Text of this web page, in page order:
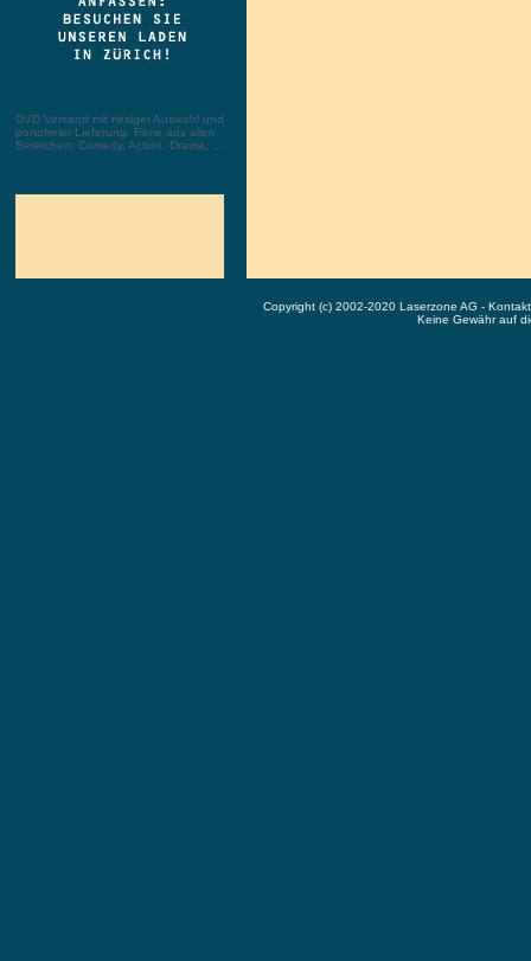
DVD Versand mit riesiger Auswahl und
portofreier Lieferung. Filme aus allen
Bereichen: Comedy, Action, Drama, ...
Copyright (c) 2002-2020 Laserzone AG -
Keine Gewähr auf